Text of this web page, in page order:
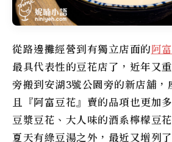
從路邊攤經營到有獨立店面的阿
最具代表性的豆花店了，近年又
旁搬到安湖3號公園旁的新店舖，
且『阿富豆花』賣的品項也更加
豆漿豆花、大人味的酒系檸檬豆
夏天有綠豆湯之外，最近又增列